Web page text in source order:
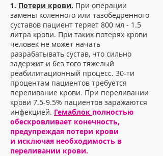
1. Потери крови. При операции
замены коленного или тазобедренного
суставов пациент теряет 800 мл - 1.5
литра крови. При таких потерях крови
человек не может начать
разрабатывать сустав, что сильно
задержит и без того тяжелый
реабилитационный процесс. 30-ти
процентам пациентов требуется
переливание крови. При переливании
крови 7.5-9.5% пациентов заражаются
инфекцией. Гемаблок полностью
обескровливает конечность,
предупреждая потери крови
и исключая необходимость в
переливании крови.